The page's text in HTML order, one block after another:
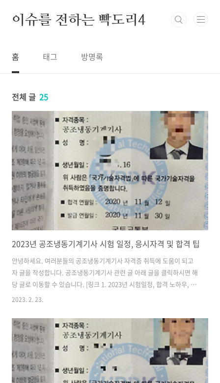
이슈를 전하는 빡도리4
홈 태그 방명록
전체 글 25
2023년 공조냉동기계기사 시험 일정, 응시자격 및 합격 팁
안녕하세요. 여러분들의 공조냉동기계기사 자격증 취득에 도움이 되고
자 글을 작성합니다. 공조냉동기계기사 관련 글 아래 글을 클릭하시면 해
당 글로 이동할 수 있습니다. [링크 1. 2023년 시험일정, 합격 노하우, 응
시자격 정리](현재글) [링크 2. 필기 시험 기출복원사이트 및 책추천, 합
화의 준말이다. 공조란 온도와 습도의 유지와 박테리아, 먼지, 유해 가스
등의 제거를 통해 실내에 있는 사람, 사물에 대해 쾌적한 환경을 조성하
는 것을 말한다. ② 냉동고압가스제조시설, 냉동기계와 공기조화설비를
운용하는 사업체, 냉동기제조시설에서 고압가스 및 냉동기의 제조공정
관리 혹은 재해를 예방하기 위한 안전규정을 지키는 직무를 담당한다. ..
2023. 2. 23.